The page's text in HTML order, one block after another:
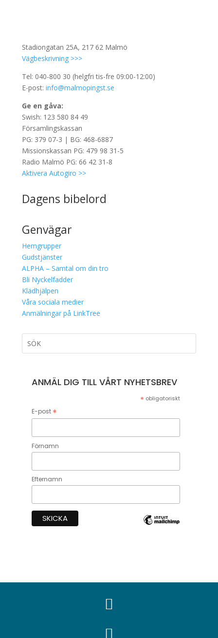
Stadiongatan 25A, 217 62 Malmö
Vägbeskrivning >>>
Tel: 040-800 30 (helgfri tis-fre 09:00-12:00)
E-post: info@malmopingst.se
Ge en gåva:
Swish: 123 580 84 49
Församlingskassan
PG: 379 07-3 | BG: 468-6887
Missionskassan PG: 479 98 31-5
Radio Malmö PG: 66 42 31-8
Aktivera Autogiro >>
Dagens bibelord
Genvägar
Hemgrupper
Gudstjänster
ALPHA – Samtal om din tro
Bli Nyckelfadder
Klädhjälpen
Våra sociala medier
Anmälningar på LinkTree
ANMÄL DIG TILL VÅRT NYHETSBREV
* obligatoriskt
E-post *
Förnamn
Efternamn

